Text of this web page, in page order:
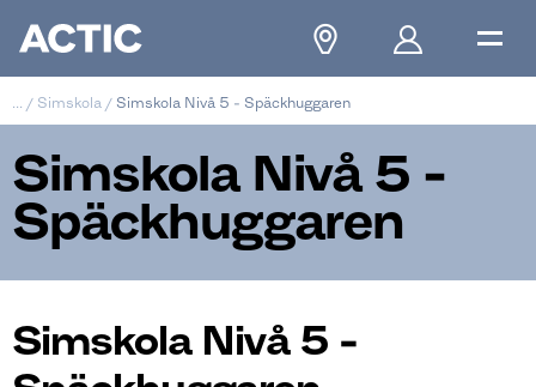
/ Simskola / Simskola Nivå 5 - Späckhuggaren
Simskola Nivå 5 -
Späckhuggaren
Simskola Nivå 5 -